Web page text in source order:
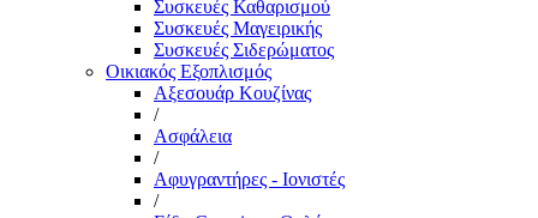
Συσκευές Καθαρισμού
Συσκευές Μαγειρικής
Συσκευές Σιδερώματος
Οικιακός Εξοπλισμός
Αξεσουάρ Κουζίνας
/
Ασφάλεια
/
Αφυγραντήρες - Ιονιστές
/